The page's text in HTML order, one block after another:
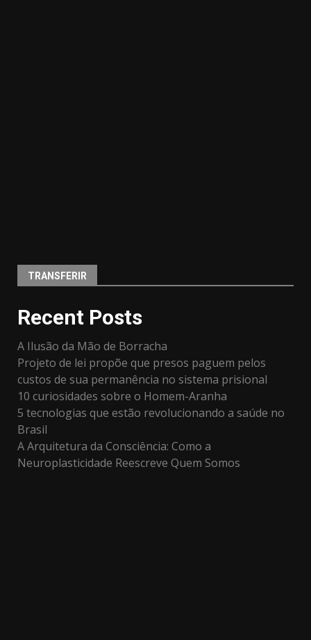
TRANSFERIR
Recent Posts
A Ilusão da Mão de Borracha
Projeto de lei propõe que presos paguem pelos
custos de sua permanência no sistema prisional
10 curiosidades sobre o Homem-Aranha
5 tecnologias que estão revolucionando a saúde no
Brasil
A Arquitetura da Consciência: Como a
Neuroplasticidade Reescreve Quem Somos